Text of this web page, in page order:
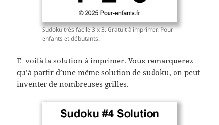
Sudoku très facile 3 x 3. Gratuit à imprimer. Pour
enfants et débutants.
Et voilà la solution à imprimer. Vous remarquerez
qu’à partir d’une même solution de sudoku, on peut
inventer de nombreuses grilles.